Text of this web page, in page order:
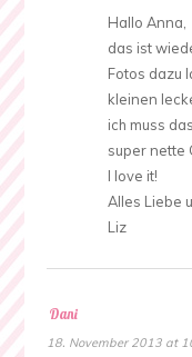
Hallo Anna,
das ist
Fotos dazu
kleinen
ich muss
super nette
I love it!
Alles Liebe
Liz
Dani
18. November 2013 at